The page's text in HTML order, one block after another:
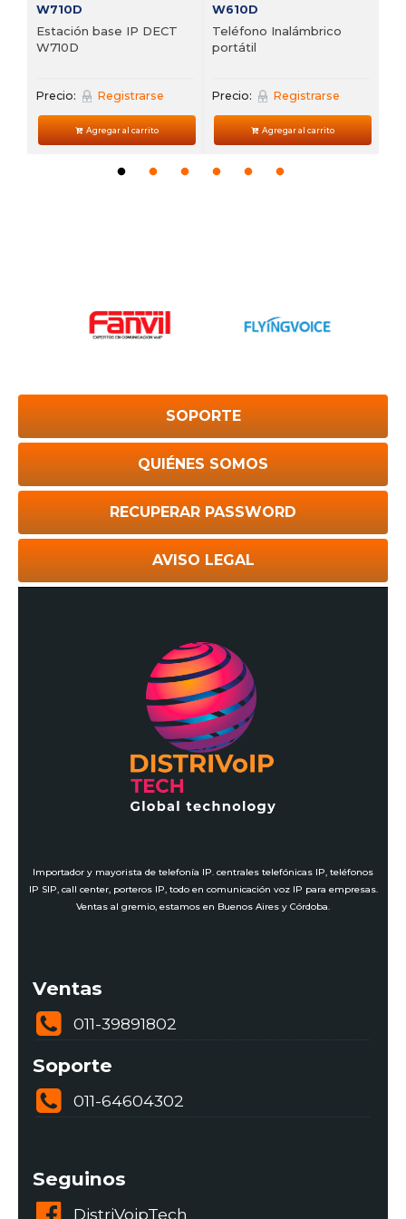
W710D
Estación base IP DECT
W710D
Precio: Registrarse
Agregar al carrito
W610D
Teléfono Inalámbrico
portátil
Precio: Registrarse
Agregar al carrito
SOPORTE
QUIÉNES SOMOS
RECUPERAR PASSWORD
AVISO LEGAL
Importador y mayorista de telefonía IP. centrales telefónicas IP, teléfonos
IP SIP, call center, porteros IP, todo en comunicación voz IP para empresas.
Ventas al gremio, estamos en Buenos Aires y Córdoba.
Ventas
011-39891802
Soporte
011-64604302
Seguinos
DistriVoipTech